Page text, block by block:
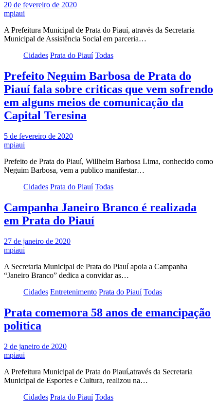
20 de fevereiro de 2020
mpiaui
A Prefeitura Municipal de Prata do Piauí, através da Secretaria
Municipal de Assistência Social em parceria…
Cidades Prata do Piauí Todas
Prefeito Neguim Barbosa de Prata do
Piauí fala sobre criticas que vem sofrendo
em alguns meios de comunicação da
Capital Teresina
5 de fevereiro de 2020
mpiaui
Prefeito de Prata do Piauí, Willhelm Barbosa Lima, conhecido como
Neguim Barbosa, vem a publico manifestar…
Cidades Prata do Piauí Todas
Campanha Janeiro Branco é realizada
em Prata do Piauí
27 de janeiro de 2020
mpiaui
A Secretaria Municipal de Prata do Piauí apoia a Campanha
“Janeiro Branco” dedica a convidar as…
Cidades Entretenimento Prata do Piauí Todas
Prata comemora 58 anos de emancipação
política
2 de janeiro de 2020
mpiaui
A Prefeitura Municipal de Prata do Piauí,através da Secretaria
Municipal de Esportes e Cultura, realizou na…
Cidades Prata do Piauí Todas